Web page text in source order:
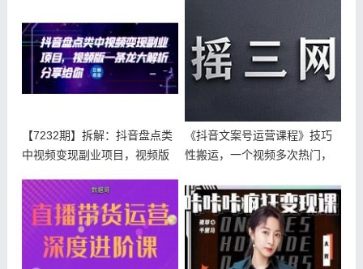
【7232期】拆解：抖音盘点类
中视频变现副业项目，视频版
《抖音文案号运营课程》技巧
性搬运，一个视频多次热门，